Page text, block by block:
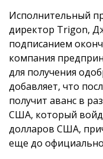
Исполнительный
директор Trigon,
подписанием
компания
для получения
добавляет, что
получит аванс в
США, который
долларов США,
еще до